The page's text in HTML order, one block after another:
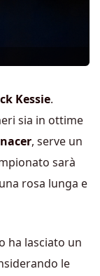
Kessie.
sia in ottime
, serve un
sarà
rosa lunga e
ha lasciato un
le